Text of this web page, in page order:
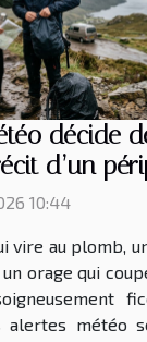
décide
d’un
10:44
vire au plomb,
orage qui
alertes météo